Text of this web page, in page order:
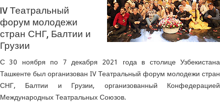
IV Театральный
форум молодежи
стран СНГ, Балтии и
Грузии
С 30 ноября по 7 декабря 2021 года в столице Узбекистана
Ташкенте был организован IV Театральный форум молодежи стран
СНГ, Балтии и Грузии, организованный Конфедерацией
Международных Театральных Союзов.